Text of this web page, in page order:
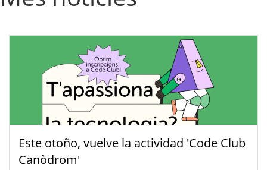
Este otoño, vuelve la actividad 'Code Club
Canòdrom'